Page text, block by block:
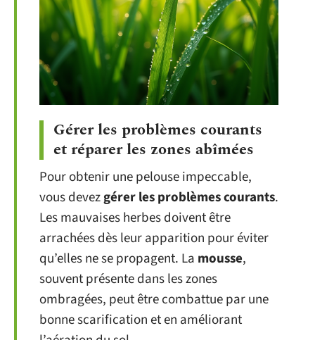
Gérer les problèmes courants
et réparer les zones abîmées
Pour obtenir une pelouse impeccable,
vous devezgérer les problèmes courants.
Les mauvaises herbes doivent être
arrachées dès leur apparition pour éviter
qu’elles ne se propagent. La mousse,
souvent présente dans les zones
ombragées, peut être combattue par une
bonne scarification et en améliorant